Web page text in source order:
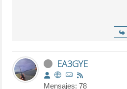
EA3GYE
Mensajes: 78